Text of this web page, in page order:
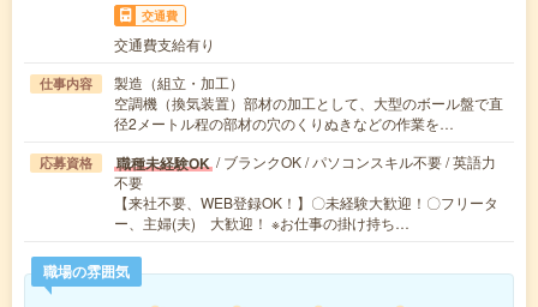
交通費
交通費支給有り
仕事内容
製造（組立・加工）
空調機（換気装置）部材の加工として、大型のボール盤で直
径2メートル程の部材の穴のくりぬきなどの作業を…
応募資格 職種未経験OK / ブランクOK / パソコンスキル不要 / 英語力
不要
【来社不要、WEB登録OK！】〇未経験大歓迎！〇フリータ
ー、主婦(夫) 大歓迎！ ※お仕事の掛け持ち…
職場の雰囲気